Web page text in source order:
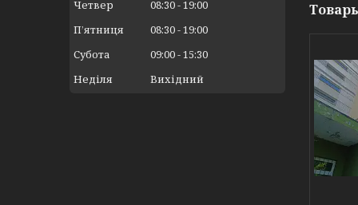
Четвер
08:30 19:00
Пʼятниця
08:30 19:00
Субота
09:00 15:30
Неділя
Вихідний